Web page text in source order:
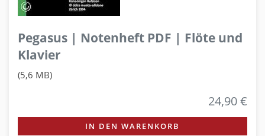
Pegasus | Notenheft PDF | Flöte und
Klavier
(5,6 MB)
24,90 €
IN DEN WARENKORB